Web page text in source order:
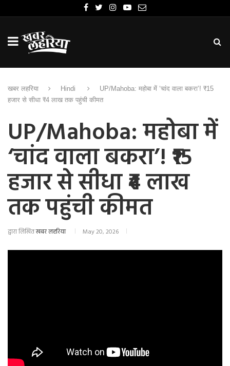
खबर लहरिया Hindi
UP/Mahoba: महोबा में ‘चांद वाला बकरा’! ₹15
हजार से सीधा ₹4 लाख तक पहुंची कीमत
UP/Mahoba: महोबा में
‘चांद वाला बकरा’! ₹15
हजार से सीधा ₹4 लाख
तक पहुंची कीमत
द्वारा लिखितखबर लहरिया May 20, 2026